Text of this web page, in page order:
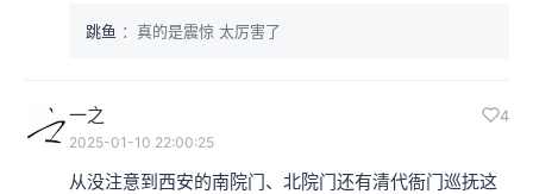
跳鱼 ：真的是震惊 太厉害了
一之 4
2025-01-10 22:00:25
从没注意到西安的南院门、北院门还有清代衙门巡抚这